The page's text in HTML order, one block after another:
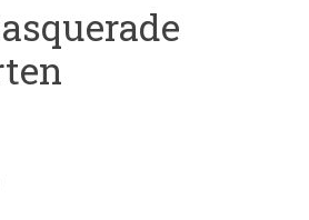
dit product is